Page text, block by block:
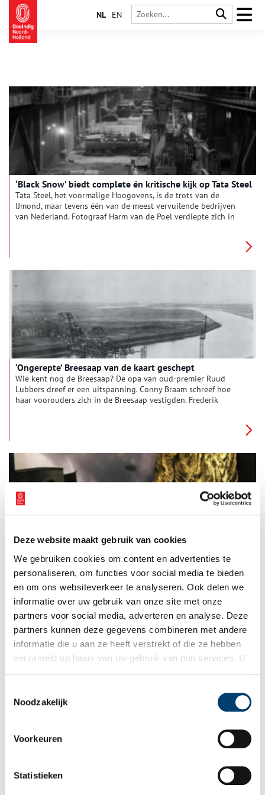
Deze website maakt gebruik van cookies
We gebruiken cookies om content en advertenties te
personaliseren, om functies voor social media te bieden
en om ons websiteverkeer te analyseren. Ook delen we
informatie over uw gebruik van onze site met onze
partners voor social media, adverteren en analyse. Deze
partners kunnen deze gegevens combineren met andere
informatie die u aan ze heeft verstrekt of die ze hebben
verzameld op basis van uw gebruik van hun services. U
Noodzakelijk
Voorkeuren
Statistieken
NL EN
‘Black Snow’ biedt complete én kritische kijk op Tata Steel
Tata Steel, het voormalige Hoogovens, is de trots van de
IJmond, maar tevens één van de meest vervuilende bedrijven
van Nederland. Fotograaf Harm van de Poel verdiepte zich in
‘Ongerepte’ Breesaap van de kaart geschept
Wie kent nog de Breesaap? De opa van oud-premier Ruud
Lubbers dreef er een uitspanning. Conny Braam schreef hoe
haar voorouders zich in de Breesaap vestigden. Frederik
stropen’
Het boek over het verzetswerk dat Jan Brasser in de Zaanstreek
pleegde, kon verschijnen dankzij een financiële bijdrage van
Tata Steel, de huidige eigenaar van Hoogovens, waar Brasser
voor en tijdens de oorlog als smelter werkte. Auteur Filip
Bloem vertelt over zijn speurtocht.
Jan Brasser: de onvermoeibare verzetsman uit de
de schuilnaam Witte Ko opereerde, was een van de bekendste
verzetsmensen uit de Zaanstreek. Filip Bloem, die bij het